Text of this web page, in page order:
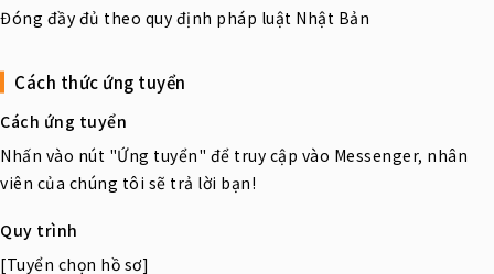
Đóng đầy đủ theo quy định pháp luật Nhật Bản
Cách thức ứng tuyển
Cách ứng tuyển
Nhấn vào nút "Ứng tuyển" để truy cập vào Messenger, nhân
viên của chúng tôi sẽ trả lời bạn!
Quy trình
[Tuyển chọn hồ sơ]